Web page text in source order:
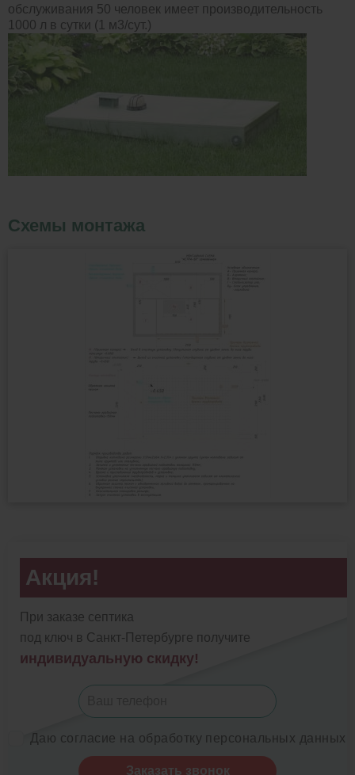
обслуживания 50 человек имеет производительность
1000 л в сутки (1 м3/сут.)
Схемы монтажа
Акция!
При заказе септика
под ключ в Санкт-Петербурге получите
индивидуальную скидку!
Даю согласие на обработку персональных данных
Заказать звонок